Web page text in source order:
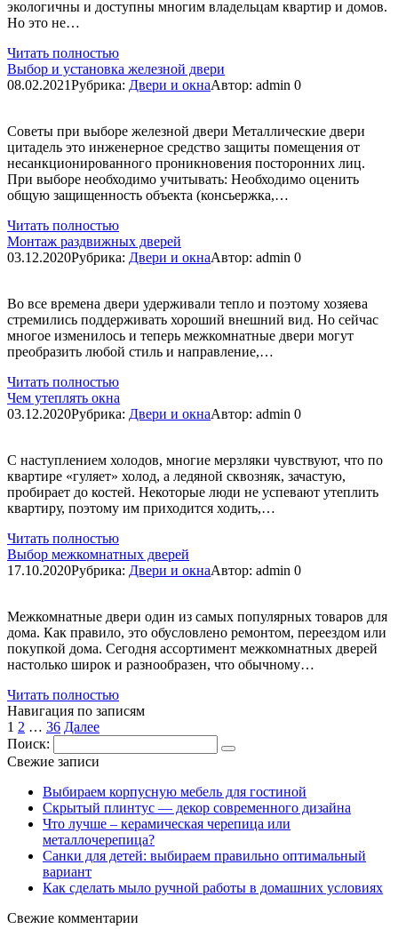
экологичны и доступны многим владельцам квартир и домов.
Но это не…
Читать полностью
Выбор и установка железной двери
08.02.2021Рубрика: Двери и окнаАвтор: admin 0
Советы при выборе железной двери Металлические двери
цитадель это инженерное средство защиты помещения от
несанкционированного проникновения посторонних лиц.
При выборе необходимо учитывать: Необходимо оценить
общую защищенность объекта (консьержка,…
Читать полностью
Монтаж раздвижных дверей
03.12.2020Рубрика: Двери и окнаАвтор: admin 0
Во все времена двери удерживали тепло и поэтому хозяева
стремились поддерживать хороший внешний вид. Но сейчас
многое изменилось и теперь межкомнатные двери могут
преобразить любой стиль и направление,…
Читать полностью
Чем утеплять окна
03.12.2020Рубрика: Двери и окнаАвтор: admin 0
С наступлением холодов, многие мерзляки чувствуют, что по
квартире «гуляет» холод, а ледяной сквозняк, зачастую,
пробирает до костей. Некоторые люди не успевают утеплить
квартиру, поэтому им приходится ходить,…
Читать полностью
Выбор межкомнатных дверей
17.10.2020Рубрика: Двери и окнаАвтор: admin 0
Межкомнатные двери один из самых популярных товаров для
дома. Как правило, это обусловлено ремонтом, переездом или
покупкой дома. Сегодня ассортимент межкомнатных дверей
настолько широк и разнообразен, что обычному…
Читать полностью
Навигация по записям
1 2 … 36 Далее
Поиск:
Свежие записи
Выбираем корпусную мебель для гостиной
Скрытый плинтус — декор современного дизайна
Что лучше – керамическая черепица или
металлочерепица?
Санки для детей: выбираем правильно оптимальный
вариант
Как сделать мыло ручной работы в домашних условиях
Свежие комментарии